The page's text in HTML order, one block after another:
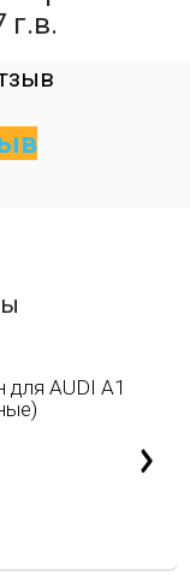
г.в.
AUDI A1